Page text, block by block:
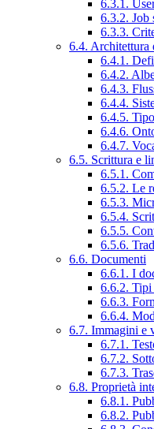
6.3.1.
6.3.2. Job
6.3.3.
6.4. Architettura
6.4.1.
6.4.2.
6.4.3.
6.4.4.
6.4.5.
6.4.6.
6.4.7.
6.5. Scrittura e
6.5.1.
6.5.2. Le
6.5.3.
6.5.4.
6.5.5.
6.5.6.
6.6. Documenti
6.6.1. I
6.6.2. Tipi
6.6.3.
6.6.4.
6.7. Immagini e
6.7.1.
6.7.2.
6.7.3.
6.8. Proprietà
6.8.1.
6.8.2.